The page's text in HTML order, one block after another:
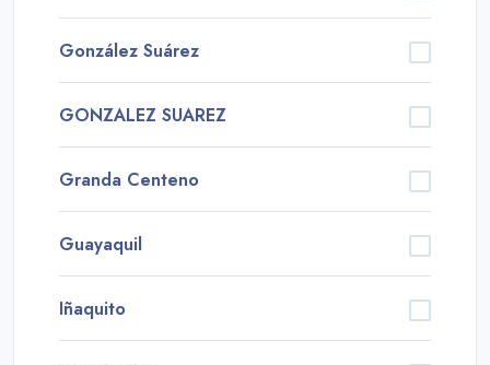
González Suárez
GONZALEZ SUAREZ
Granda Centeno
Guayaquil
Iñaquito